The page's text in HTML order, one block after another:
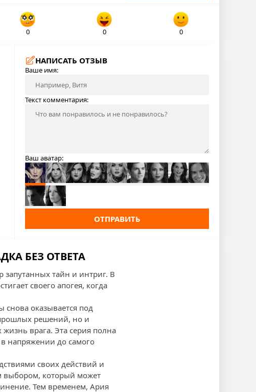
0 0 0
НАПИСАТЬ ОТЗЫВ
Ваше имя:
Текст комментария:
Ваш аватар:
ОТПРАВИТЬ
БЕЗ ОТВЕТА
тайн и интриг. В
своего апогея, когда
оказывается под
решений, но и
врага. Эта серия полна
напряжении до самого
своих действий и
выбором, который может
Тем временем, Ария